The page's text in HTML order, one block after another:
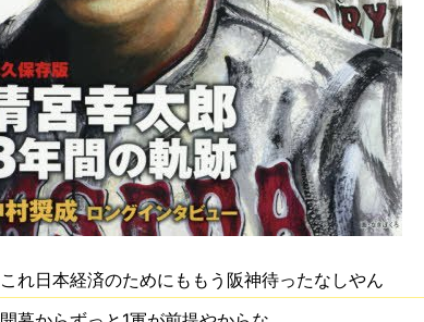
これ日本経済のためにももう阪神待ったなしやん